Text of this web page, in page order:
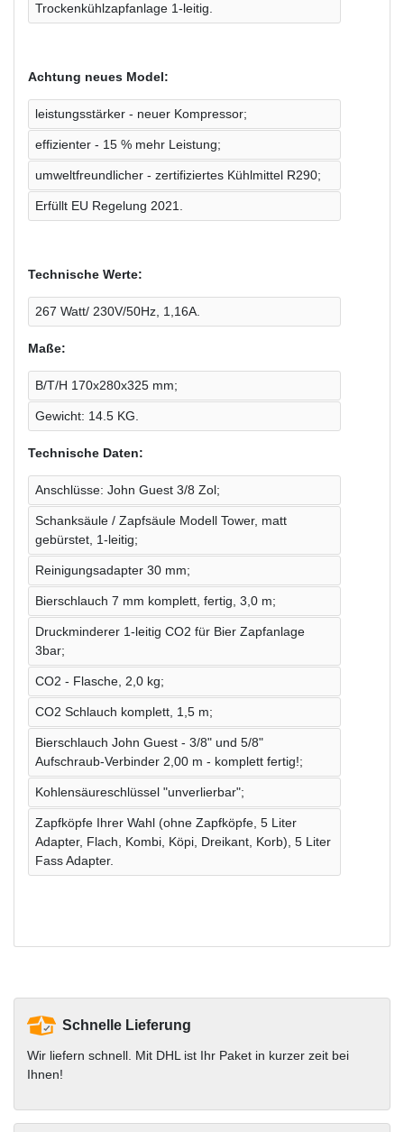
Trockenkühlzapfanlage 1-leitig.
Achtung neues Model:
leistungsstärker - neuer Kompressor;
effizienter - 15 % mehr Leistung;
umweltfreundlicher - zertifiziertes Kühlmittel R290;
Erfüllt EU Regelung 2021.
Technische Werte:
267 Watt/ 230V/50Hz, 1,16A.
Maße:
B/T/H 170x280x325 mm;
Gewicht: 14.5 KG.
Technische Daten:
Anschlüsse: John Guest 3/8 Zol;
Schanksäule / Zapfsäule Modell Tower, matt
gebürstet, 1-leitig;
Reinigungsadapter 30 mm;
Bierschlauch 7 mm komplett, fertig, 3,0 m;
Druckminderer 1-leitig CO2 für Bier Zapfanlage
3bar;
CO2 - Flasche, 2,0 kg;
CO2 Schlauch komplett, 1,5 m;
Bierschlauch John Guest - 3/8" und 5/8"
Aufschraub-Verbinder 2,00 m - komplett fertig!;
Kohlensäureschlüssel "unverlierbar";
Zapfköpfe Ihrer Wahl (ohne Zapfköpfe, 5 Liter
Adapter, Flach, Kombi, Köpi, Dreikant, Korb), 5 Liter
Fass Adapter.
Schnelle Lieferung
Wir liefern schnell. Mit DHL ist Ihr Paket in kurzer zeit bei
Ihnen!